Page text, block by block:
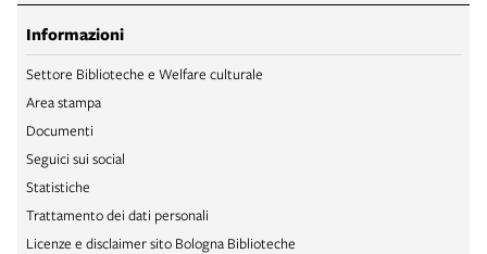
Informazioni
Settore Biblioteche e Welfare culturale
Area stampa
Documenti
Seguici sui social
Statistiche
Trattamento dei dati personali
Licenze e disclaimer sito Bologna Biblioteche